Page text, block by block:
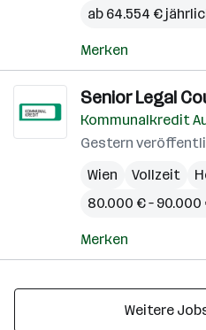
ab 64.554 €
Merken
Senior Legal
Kommunalkredit
Gestern
Wien
Vollzeit
80.000 € –
Merken
Weitere